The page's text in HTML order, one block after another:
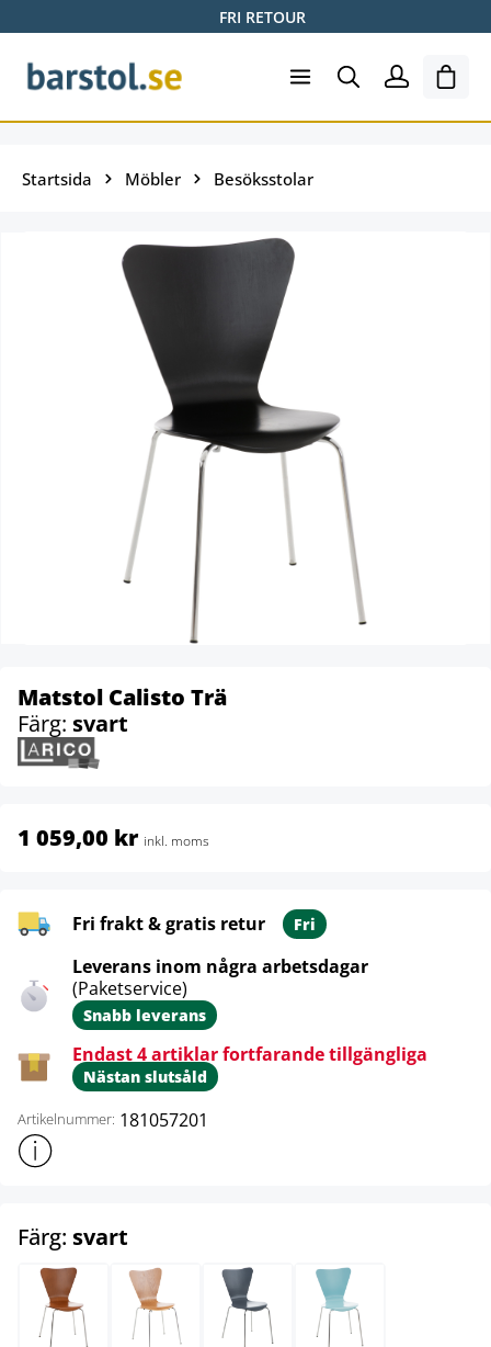
FRI RETOUR
Startsida Möbler Besöksstolar
Matstol Calisto Trä
Färg: svart
1 059,00 kr inkl. moms
Fri frakt & gratis retur Fri
Leverans inom några arbetsdagar
(Paketservice)
Snabb leverans
Endast 4 artiklar fortfarande tillgängliga
Nästan slutsåld
Artikelnummer: 181057201
Visa mer produktinformation
Färg: svart
brun ek grå ljösblå